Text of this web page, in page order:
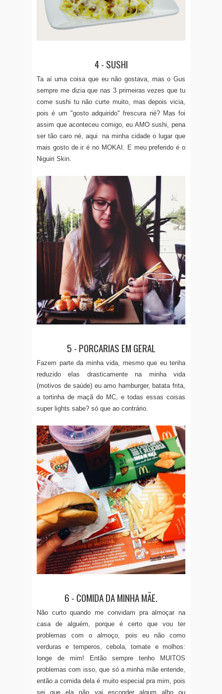
4 - SUSHI
Ta aí uma coisa que eu não gostava, mas o Gus
sempre me dizia que nas 3 primeiras vezes que tu
come sushi tu não curte muito, mas depois vicia,
pois é um "gosto adquirido" frescura né? Mas foi
assim que aconteceu comigo, eu AMO sushi, pena
ser tão caro né, aqui na minha cidade o lugar que
mais gosto de ir é no MOKAI. E meu preferido é o
Niguiri Skin.
5 - PORCARIAS EM GERAL
Fazem parte da minha vida, mesmo que eu tenha
reduzido elas drasticamente na minha vida
(motivos de saúde) eu amo hamburger, batata frita,
a tortinha de maçã do MC, e todas essas coisas
super lights sabe? só que ao contrário.
6 - COMIDA DA MINHA MÃE.
Não curto quando me convidam pra almoçar na
casa de alguém, porque é certo que vou ter
problemas com o almoço, pois eu não como
verduras e temperos, cebola, tomate e molhos:
longe de mim! Então sempre tenho MUITOS
problemas com isso, que só a minha mãe entende,
então a comida dela é muito especial pra mim, pois
sei que ela não vai esconder algum alho ou